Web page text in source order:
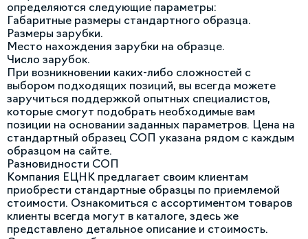
определяются следующие параметры:
Габаритные размеры стандартного образца.
Размеры зарубки.
Место нахождения зарубки на образце.
Число зарубок.
При возникновении каких-либо сложностей с
выбором подходящих позиций, вы всегда можете
заручиться поддержкой опытных специалистов,
которые смогут подобрать необходимые вам
позиции на основании заданных параметров. Цена на
стандартный образец СОП указана рядом с каждым
образцом на сайте.
Разновидности СОП
Компания ЕЦНК предлагает своим клиентам
приобрести стандартные образцы по приемлемой
стоимости. Ознакомиться с ассортиментом товаров
клиенты всегда могут в каталоге, здесь же
представлено детальное описание и стоимость.